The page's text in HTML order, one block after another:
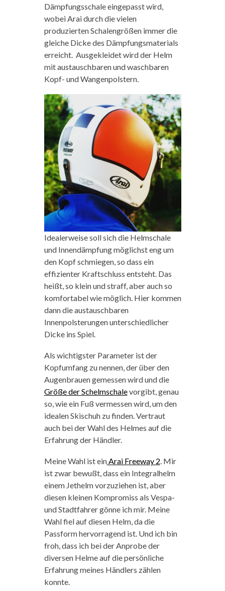
Dämpfungsschale eingepasst wird,
wobei Arai durch die vielen
produzierten Schalengrößen immer die
gleiche Dicke des Dämpfungsmaterials
erreicht. Ausgekleidet wird der Helm
mit austauschbaren und waschbaren
Kopf- und Wangenpolstern.
Idealerweise soll sich die Helmschale
und Innendämpfung möglichst eng um
den Kopf schmiegen, so dass ein
effizienter Kraftschluss entsteht. Das
heißt, so klein und straff, aber auch so
komfortabel wie möglich. Hier kommen
dann die austauschbaren
Innenpolsterungen unterschiedlicher
Dicke ins Spiel.
Als wichtigster Parameter ist der
Kopfumfang zu nennen, der über den
Augenbrauen gemessen wird und die
Größe der Schelmschalevorgibt, genau
so, wie ein Fuß vermessen wird, um den
idealen Skischuh zu finden. Vertraut
auch bei der Wahl des Helmes auf die
Erfahrung der Händler.
Meine Wahl ist einArai Freeway 2. Mir
ist zwar bewußt, dass ein Integralhelm
einem Jethelm vorzuziehen ist, aber
diesen kleinen Kompromiss als Vespa-
und Stadtfahrer gönne ich mir. Meine
Wahl fiel auf diesen Helm, da die
Passform hervorragend ist. Und ich bin
froh, dass ich bei der Anprobe der
diversen Helme auf die persönliche
Erfahrung meines Händlers zählen
konnte.